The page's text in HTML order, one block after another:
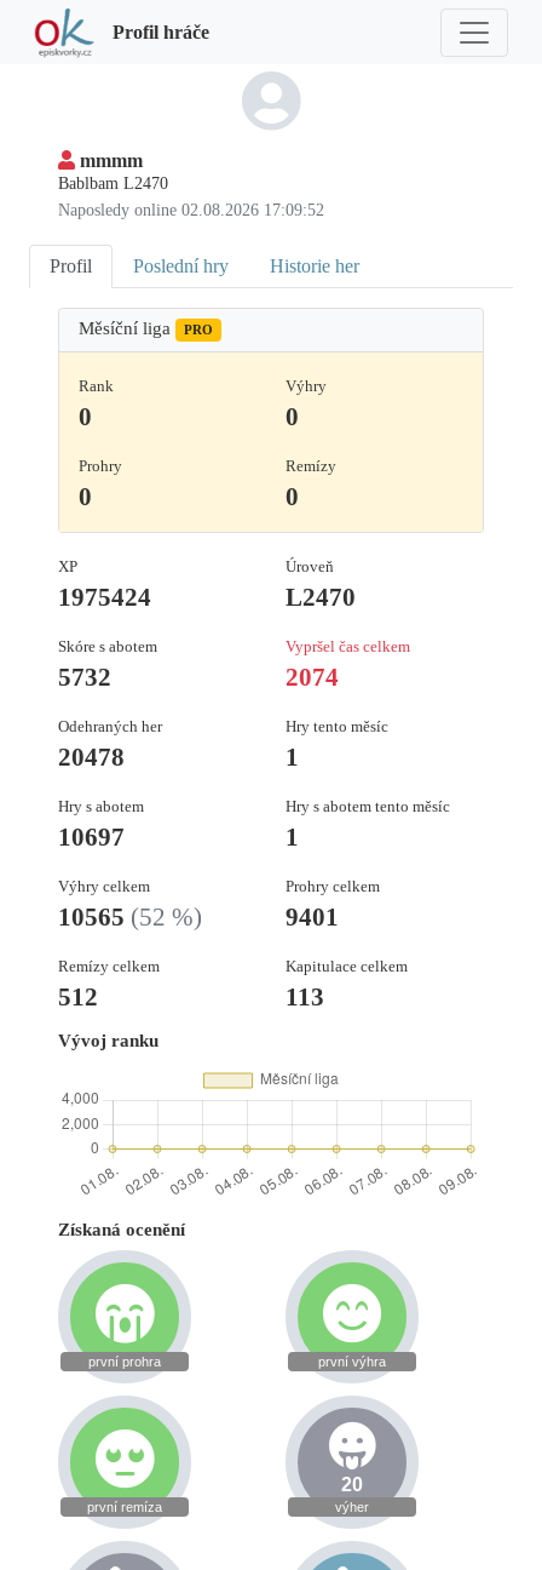
Profil hráče
mmmm
Bablbam L2470
Naposledy online 02.08.2026 17:09:52
Profil Poslední hry Historie her
Měsíční liga PRO
Rank
0
Výhry
0
Prohry
0
Remízy
0
XP
1975424
Úroveň
L2470
Skóre s abotem
5732
Vypršel čas celkem
2074
Odehraných her
20478
Hry tento měsíc
1
Hry s abotem
10697
Hry s abotem tento měsíc
1
Výhry celkem
10565 (52 %)
Prohry celkem
9401
Remízy celkem
512
Kapitulace celkem
113
Vývoj ranku
Získaná ocenění
první prohra první výhra
první remíza
20
výher